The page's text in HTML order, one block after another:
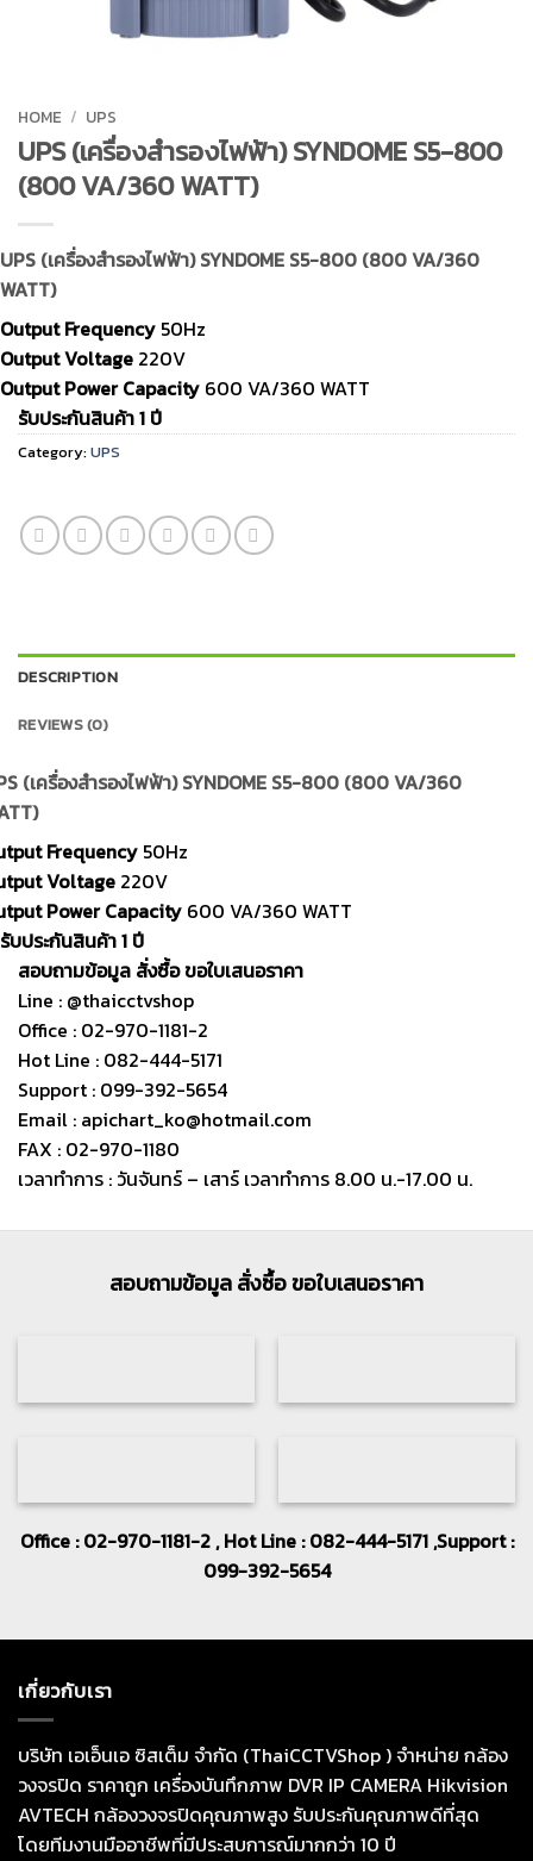
HOME / UPS
UPS (เครื่องสำรองไฟฟ้า) SYNDOME S5-800
(800 VA/360 WATT)
UPS (เครื่องสำรองไฟฟ้า) SYNDOME S5-800 (800 VA/360
WATT)
Output Frequency 50Hz
Output Voltage 220V
Output Power Capacity 600 VA/360 WATT
รับประกันสินค้า 1 ปี
Category:UPS
DESCRIPTION
REVIEWS (0)
(เครื่องสำรองไฟฟ้า) SYNDOME S5-800 (800 VA/360
Frequency 50Hz
Voltage 220V
Power Capacity 600 VA/360 WATT
รับประกันสินค้า 1 ปี
สอบถามข้อมูล สั่งซื้อ ขอใบเสนอราคา
Line : @thaicctvshop
Office : 02-970-1181-2
Hot Line : 082-444-5171
Support : 099-392-5654
Email : apichart_ko@hotmail.com
FAX : 02-970-1180
เวลาทำการ : วันจันทร์ – เสาร์ เวลาทำการ 8.00 น.-17.00 น.
สอบถามข้อมูล สั่งซื้อ ขอใบเสนอราคา
Office : 02-970-1181-2 , Hot Line : 082-444-5171 ,Support :
099-392-5654
เกี่ยวกับเรา
บริษัท เอเอ็นเอ ซิสเต็ม จำกัด (ThaiCCTVShop ) จำหน่าย กล้อง
วงจรปิด ราคาถูก เครื่องบันทึกภาพ DVR IP CAMERA Hikvision
AVTECH กล้องวงจรปิดคุณภาพสูง รับประกันคุณภาพดีที่สุด
โดยทีมงานมืออาชีพที่มีประสบการณ์มากกว่า 10 ปี